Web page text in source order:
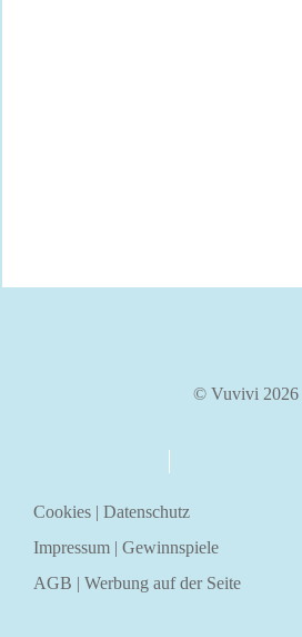
© Vuvivi 2026
Cookies | Datenschutz
Impressum | Gewinnspiele
AGB | Werbung auf der Seite